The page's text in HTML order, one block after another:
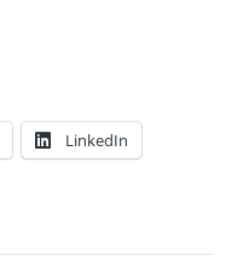
LinkedIn